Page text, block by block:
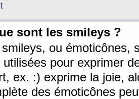
sont les smileys ?
smileys, ou émoticônes,
utilisées pour exprimer
ex. :) exprime la joie,
des émoticônes